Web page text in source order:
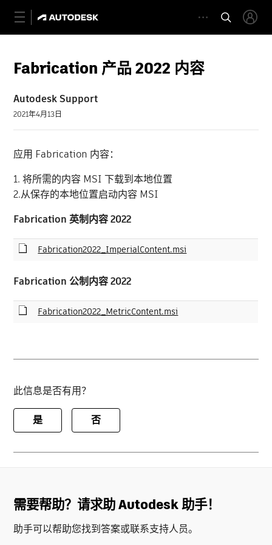
Fabrication 产品 2022 内容
Autodesk Support
2021年4月13日
应用 Fabrication 内容：
1. 将所需的内容 MSI 下载到本地位置
2.从保存的本地位置启动内容 MSI
Fabrication 英制内容 2022
Fabrication2022_ImperialContent.msi
Fabrication 公制内容 2022
Fabrication2022_MetricContent.msi
此信息是否有用？
是 否
需要帮助？请求助 Autodesk 助手！
助手可以帮助您找到答案或联系支持人员。